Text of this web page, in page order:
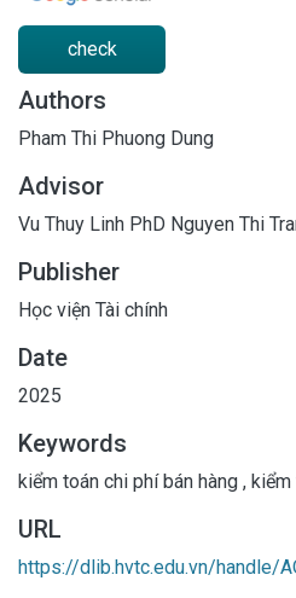
check
Authors
Pham Thi Phuong Dung
Advisor
Vu Thuy Linh PhD Nguyen Thi
Publisher
Học viện Tài chính
Date
2025
Keywords
kiểm toán chi phí bán hàng , kiểm
URL
https://dlib.hvtc.edu.vn/handle/